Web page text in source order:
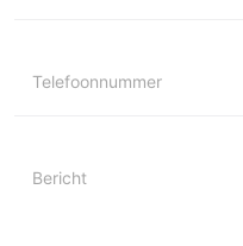
Telefoonnummer
Bericht